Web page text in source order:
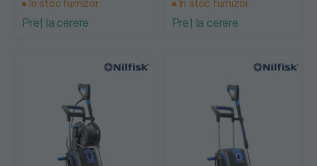
În stoc furnizor
Preț la cerere
În stoc furnizor
Preț la cerere